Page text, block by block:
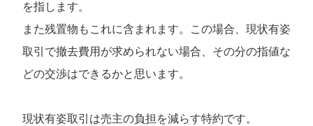
を指します。
また残置物もこれに含まれます。この場合、現状有姿
取引で撤去費用が求められない場合、その分の指値な
どの交渉はできるかと思います。
現状有姿取引は売主の負担を減らす特約です。